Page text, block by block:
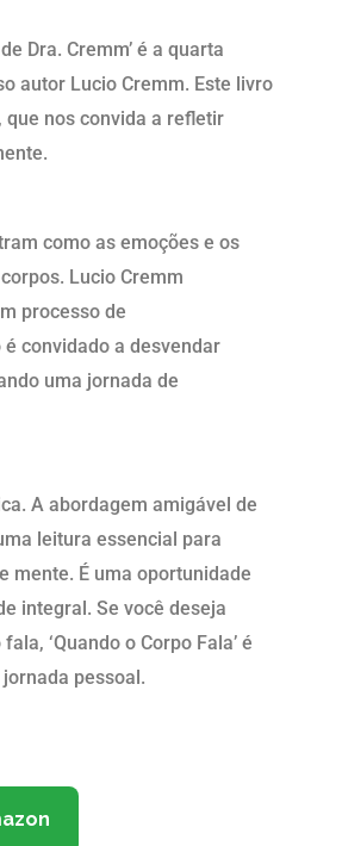
Dra. Cremm’ é a quarta
autor Lucio Cremm. Este livro
nos convida a refletir
como as emoções e os
Lucio Cremm
processo de
convidado a desvendar
uma jornada de
A abordagem amigável de
leitura essencial para
mente. É uma oportunidade
integral. Se você deseja
‘Quando o Corpo Fala’ é
pessoal.